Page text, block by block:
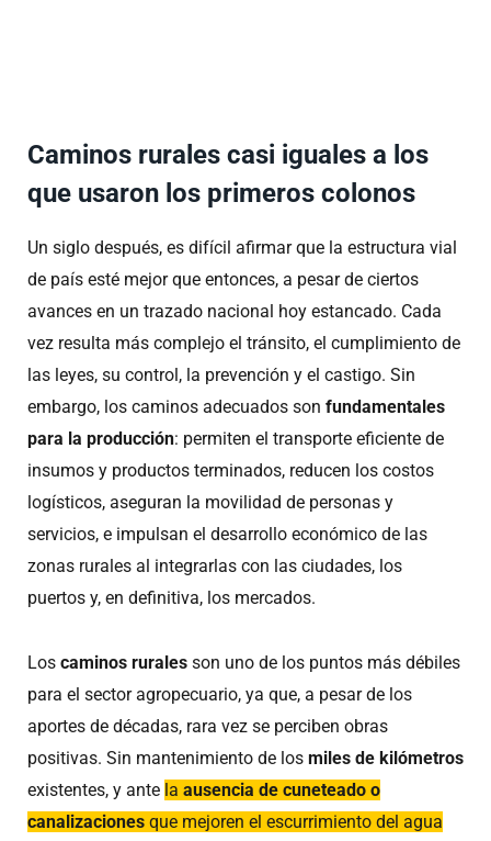
Caminos rurales casi iguales a los
que usaron los primeros colonos
Un siglo después, es difícil afirmar que la estructura vial
de país esté mejor que entonces, a pesar de ciertos
avances en un trazado nacional hoy estancado. Cada
vez resulta más complejo el tránsito, el cumplimiento de
las leyes, su control, la prevención y el castigo. Sin
embargo, los caminos adecuados son fundamentales
para la producción: permiten el transporte eficiente de
insumos y productos terminados, reducen los costos
logísticos, aseguran la movilidad de personas y
servicios, e impulsan el desarrollo económico de las
zonas rurales al integrarlas con las ciudades, los
puertos y, en definitiva, los mercados.
Los caminos rurales son uno de los puntos más débiles
para el sector agropecuario, ya que, a pesar de los
aportes de décadas, rara vez se perciben obras
positivas. Sin mantenimiento de los miles de kilómetros
existentes, y ante la ausencia de cuneteado o
canalizaciones que mejoren el escurrimiento del agua